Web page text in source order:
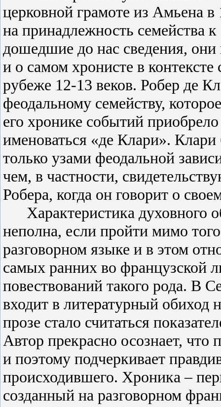
церковной грамоте из Амьена в
на принадлежность семейства
дошедшие до нас сведения, они
и о самом хронисте в
рубеже 12-13 веков. Робер де
феодальному семейству,
его хронике событий
именоваться «де Клари».
только узами феодальной
чем, в частности,
Робера, когда он говорит о
Характеристика духовного
неполна, если пройти мимо
разговорном языке и в этом
самых ранних во французской
повествований такого рода. В
входит в литературный обиход
прозе стало считаться
Автор прекрасно осознает, что
и поэтому подчеркивает
происходившего. Хроника –
созданный на разговорном